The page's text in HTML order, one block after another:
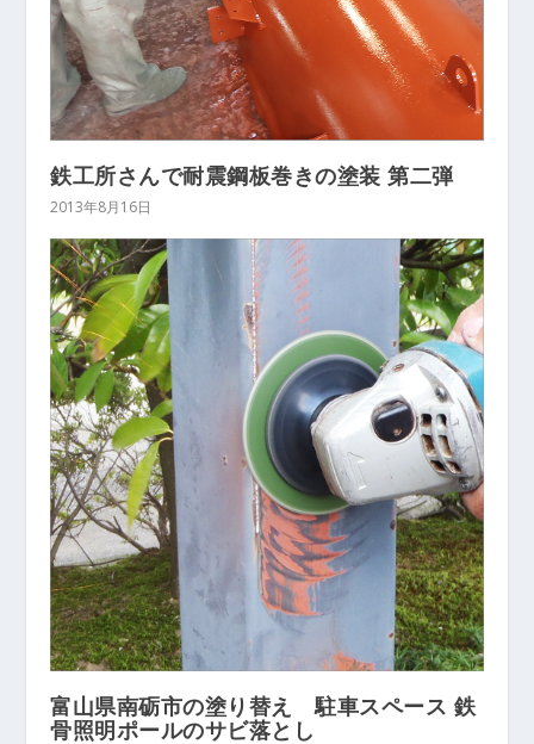
鉄工所さんで耐震鋼板巻きの塗装 第二弾
2013年8月16日
富山県南砺市の塗り替え 駐車スペース 鉄
骨照明ポールのサビ落とし